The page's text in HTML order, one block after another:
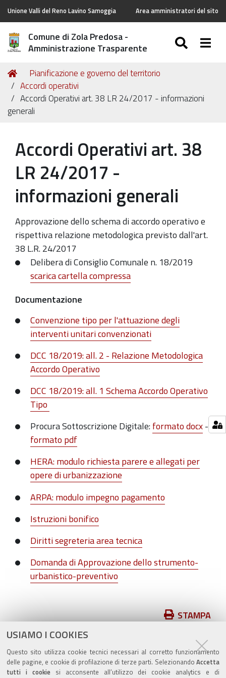
USIAMO I COOKIES
Questo sito utilizza cookie tecnici necessari al corretto funzionamento
delle pagine, e cookie di profilazione di terze parti. Selezionando Accetta
tutti i cookiesi acconsente all’utilizzo dei cookie analytics e di
Unione Valli del Reno Lavino Samoggia Area amministratori del sito
Comune di Zola Predosa -
Amministrazione Trasparente
Tu
sei
qui:
Home
Pianificazione e governo del territorio
Accordi operativi
Accordi Operativi art. 38 LR 24/2017 - informazioni
generali
Accordi Operativi art. 38
LR 24/2017 -
informazioni generali
Approvazione dello schema di accordo operativo e
rispettiva relazione metodologica previsto dall'art.
38 L.R. 24/2017
Delibera di Consiglio Comunale n. 18/2019
scarica cartella compressa
Documentazione
Convenzione tipo per l'attuazione degli
interventi unitari convenzionati
DCC 18/2019: all. 2 - Relazione Metodologica
Accordo Operativo
DCC 18/2019: all. 1 Schema Accordo Operativo
Tipo
Procura Sottoscrizione Digitale:formato docx-
formato pdf
HERA: modulo richiesta parere e allegati per
opere di urbanizzazione
ARPA: modulo impegno pagamento
Istruzioni bonifico
Diritti segreteria area tecnica
Domanda di Approvazione dello strumento-
urbanistico-preventivo
Azioni
sul
documento
STAMPA
pubblicato il11/04/2019
ultima modifica25/07/2025